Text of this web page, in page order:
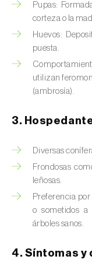
Brugo de la
Cacoecia de
Cantárida (
Capua de los
Cecidomía
destructor
Ceutorrinco
quadridens)
Ceutorrinco
napi )
pentagona
Pupas:
corteza o la
Huevos:
puesta.
utilizan
(ambrosía).
3.
Diversas
Frondosas
leñosas.
Preferencia
o sometidos a
árboles sanos.
4. Síntomas y